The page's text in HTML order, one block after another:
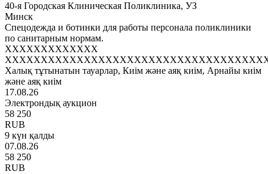
40-я Городская Клиническая Поликлиника, УЗ
Минск
Спецодежда и ботинки для работы персонала поликлиники
по санитарным нормам.
XXXXXXXXXXXXX
Халық тұтынатын тауарлар, Киім және аяқ киім, Арнайы киім
және аяқ киім
17.08.26
Электрондық аукцион
58 250
RUB
9 күн қалды
07.08.26
58 250
RUB